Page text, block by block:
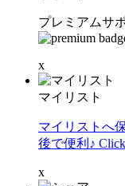
プレミアムサ
x
マイリスト
マイリストへ
後で便利♪
x